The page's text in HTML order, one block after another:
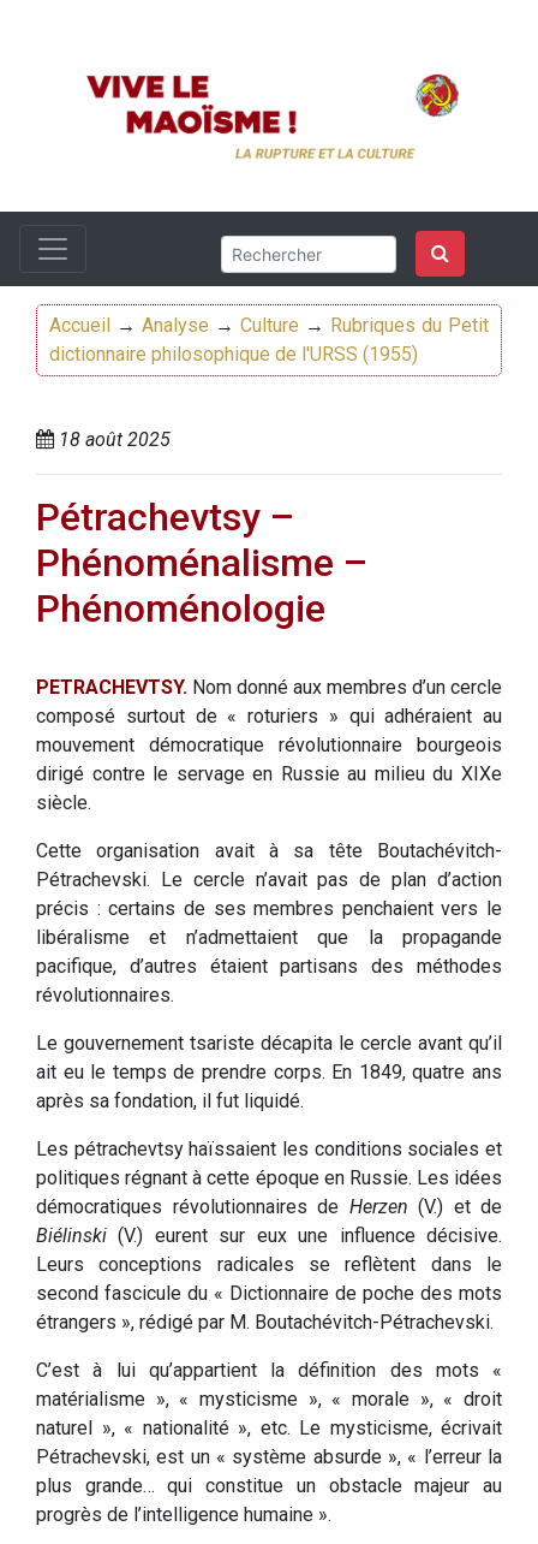
Accueil → Analyse → Culture → Rubriques du Petit
dictionnaire philosophique de l'URSS (1955)
18 août 2025
Pétrachevtsy –
Phénoménalisme –
Phénoménologie
PETRACHEVTSY. Nom donné aux membres d’un cercle
composé surtout de « roturiers » qui adhéraient au
mouvement démocratique révolutionnaire bourgeois
dirigé contre le servage en Russie au milieu du XIXe
siècle.
Cette organisation avait à sa tête Boutachévitch-
Pétrachevski. Le cercle n’avait pas de plan d’action
précis : certains de ses membres penchaient vers le
libéralisme et n’admettaient que la propagande
pacifique, d’autres étaient partisans des méthodes
révolutionnaires.
Le gouvernement tsariste décapita le cercle avant qu’il
ait eu le temps de prendre corps. En 1849, quatre ans
après sa fondation, il fut liquidé.
Les pétrachevtsy haïssaient les conditions sociales et
politiques régnant à cette époque en Russie. Les idées
démocratiques révolutionnaires de Herzen (V.) et de
Biélinski (V.) eurent sur eux une influence décisive.
Leurs conceptions radicales se reflètent dans le
second fascicule du « Dictionnaire de poche des mots
étrangers », rédigé par M. Boutachévitch-Pétrachevski.
C’est à lui qu’appartient la définition des mots «
matérialisme », « mysticisme », « morale », « droit
naturel », « nationalité », etc. Le mysticisme, écrivait
Pétrachevski, est un « système absurde », « l’erreur la
plus grande… qui constitue un obstacle majeur au
progrès de l’intelligence humaine ».